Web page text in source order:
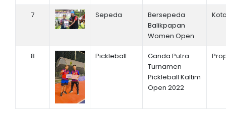
7 Sepeda
Bersepeda
Balikpapan
Women Open
8 Pickleball
Ganda Putra
Turnamen
Pickleball Kaltim
Open 2022